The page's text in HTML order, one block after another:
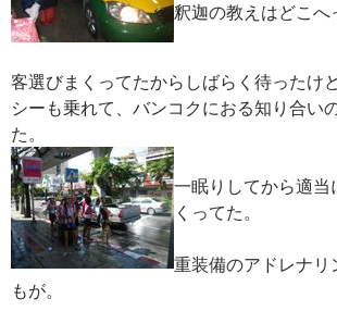
釈迦の教えはどこへ
客選びまくってたからしばらく待ったけ
シーも乗れて、バンコクにおる知り合い
た。
一眠りしてから適当
くってた。
重装備のアドレナリ
もが。